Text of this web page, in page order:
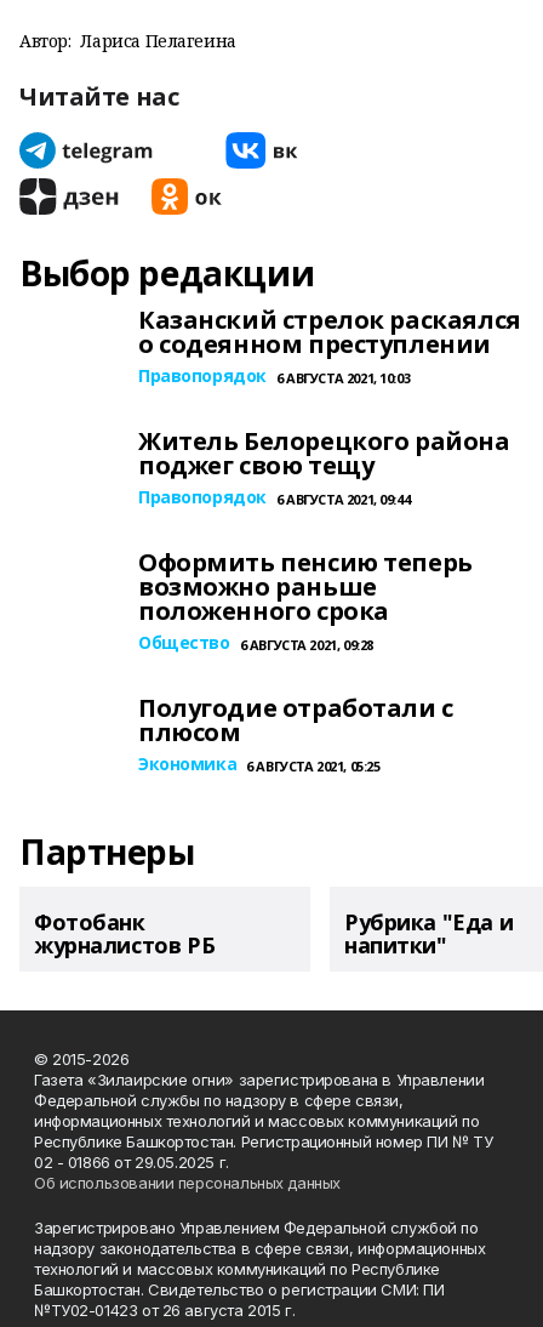
Автор: Лариса Пелагеина
Читайте нас
Выбор редакции
Казанский стрелок раскаялся
о содеянном преступлении
Правопорядок 6 АВГУСТА 2021, 10:03
Житель Белорецкого района
поджег свою тещу
Правопорядок 6 АВГУСТА 2021, 09:44
Оформить пенсию теперь
возможно раньше
положенного срока
Общество 6 АВГУСТА 2021, 09:28
Полугодие отработали с
плюсом
Экономика 6 АВГУСТА 2021, 05:25
Партнеры
Фотобанк
журналистов РБ
Рубрика "Еда и
напитки"
© 2015-2026
Газета «Зилаирские огни» зарегистрирована в Управлении
Федеральной службы по надзору в сфере связи,
информационных технологий и массовых коммуникаций по
Республике Башкортостан. Регистрационный номер ПИ № ТУ
02 - 01866 от 29.05.2025 г.
Об использовании персональных данных
Зарегистрировано Управлением Федеральной службой по
надзору законодательства в сфере связи, информационных
технологий и массовых коммуникаций по Республике
Башкортостан. Свидетельство о регистрации СМИ: ПИ
№ТУ02-01423 от 26 августа 2015 г.